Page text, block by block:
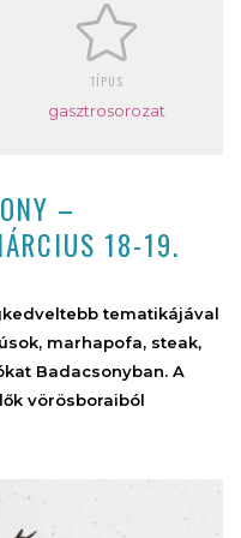
TÍPUS
gasztrosorozat
–
18-19.
tematikájával
marhapofa, steak,
Badacsonyban. A
vörösboraiból